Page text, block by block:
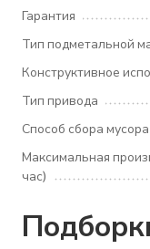
Гарантия
Тип подметальной
Конструктивное
Тип привода
Способ сбора мусора
Максимальная
час)